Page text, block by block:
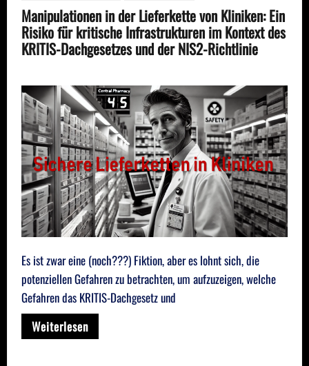
Manipulationen in der Lieferkette von Kliniken: Ein
Risiko für kritische Infrastrukturen im Kontext des
KRITIS-Dachgesetzes und der NIS2-Richtlinie
Es ist zwar eine (noch???) Fiktion, aber es lohnt sich, die
potenziellen Gefahren zu betrachten, um aufzuzeigen, welche
Gefahren das KRITIS-Dachgesetz und
Weiterlesen